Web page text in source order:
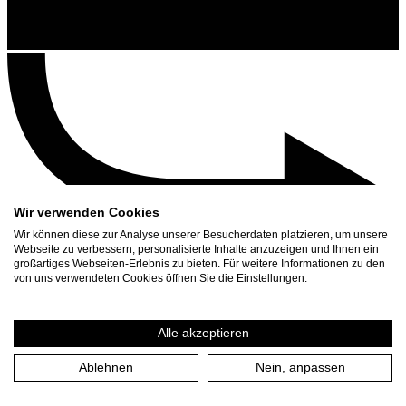
Kontakt
Presse Download
Wir verwenden Cookies
Wir können diese zur Analyse unserer Besucherdaten platzieren, um unsere
Webseite zu verbessern, personalisierte Inhalte anzuzeigen und Ihnen ein
großartiges Webseiten-Erlebnis zu bieten. Für weitere Informationen zu den
von uns verwendeten Cookies öffnen Sie die Einstellungen.
Alle akzeptieren
Ablehnen Nein, anpassen